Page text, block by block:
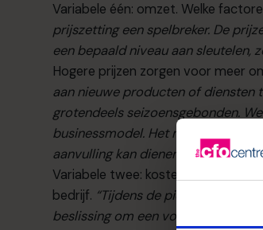
Variabele één: omzet. Welke
prijszetting een spelbreker. De
een bepaald niveau aan sleutelen,
Hogere prijzen zorgen voor meer
aan nieuwe producten of diensten
grotendeels seizoensgebonden.
businessmodel. Het maakt niet uit
aanvulling kan dienen.”
Variabele twee: kosten. Ook die
bedrijf. “Tijdens de piekperiode
beslissing om een voltijdse kracht